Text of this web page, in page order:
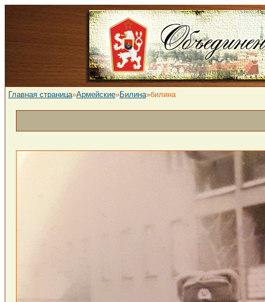
Главная страница»Армейские»Билина»билина